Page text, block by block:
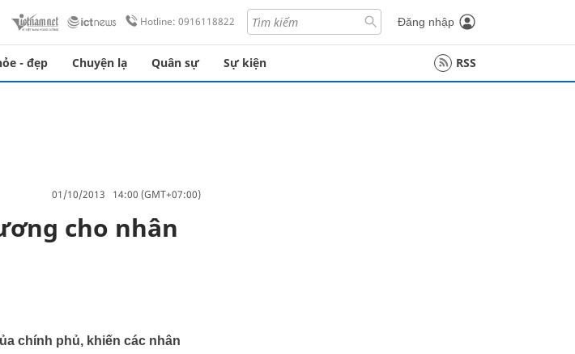
Hotline: 0916118822 Đăng nhập
- đẹp Chuyện lạ Quân sự Sự kiện RSS
01/10/2013 14:00 (GMT+07:00)
cho nhân
chính phủ, khiến các nhân